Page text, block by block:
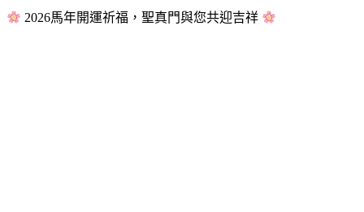
2026馬年開運祈福，聖真門與您共迎吉祥